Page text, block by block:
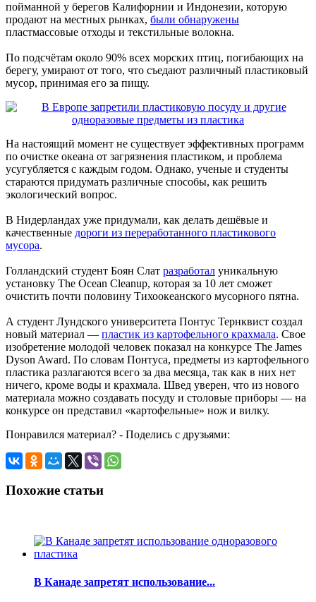
пойманной у берегов Калифорнии и Индонезии, которую
продают на местных рынках, были обнаружены
пластмассовые отходы и текстильные волокна.
По подсчётам около 90% всех морских птиц, погибающих на
берегу, умирают от того, что съедают различный пластиковый
мусор, принимая его за пищу.
На настоящий момент не существует эффективных программ
по очистке океана от загрязнения пластиком, и проблема
усугубляется с каждым годом. Однако, ученые и студенты
стараются придумать различные способы, как решить
экологический вопрос.
В Нидерландах уже придумали, как делать дешёвые и
качественные дороги из переработанного пластикового
мусора.
Голландский студент Боян Слат разработал уникальную
установку The Ocean Cleanup, которая за 10 лет сможет
очистить почти половину Тихоокеанского мусорного пятна.
А студент Лундского университета Понтус Тернквист создал
новый материал — пластик из картофельного крахмала. Свое
изобретение молодой человек показал на конкурсе The James
Dyson Award. По словам Понтуса, предметы из картофельного
пластика разлагаются всего за два месяца, так как в них нет
ничего, кроме воды и крахмала. Швед уверен, что из нового
материала можно создавать посуду и столовые приборы — на
конкурсе он представил «картофельные» нож и вилку.
Понравился материал? - Поделись с друзьями:
Похожие статьи
В Канаде запретят использование...